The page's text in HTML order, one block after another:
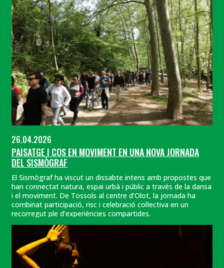
26.04.2026
PAISATGE I COS EN MOVIMENT EN UNA NOVA JORNADA
DEL SISMÒGRAF
El Sismògraf ha viscut un dissabte intens amb propostes que
han connectat natura, espai urbà i públic a través de la dansa
i el moviment. De Tossols al centre d’Olot, la jornada ha
combinat participació, risc i celebració col·lectiva en un
recorregut ple d’experiències compartides.